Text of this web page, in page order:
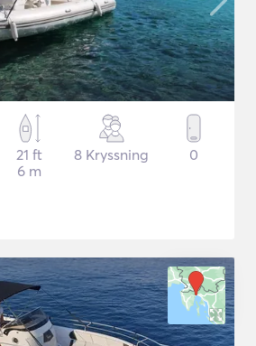
21 ft
6 m
8 Kryssning 0